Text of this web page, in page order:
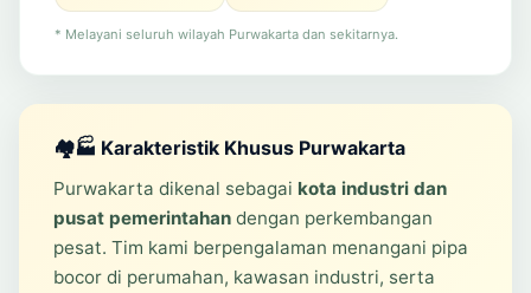
* Melayani seluruh wilayah Purwakarta dan sekitarnya.
🏘️🏭 Karakteristik Khusus Purwakarta
Purwakarta dikenal sebagai kota industri dan
pusat pemerintahandengan perkembangan
pesat. Tim kami berpengalaman menangani pipa
bocor di perumahan, kawasan industri, serta